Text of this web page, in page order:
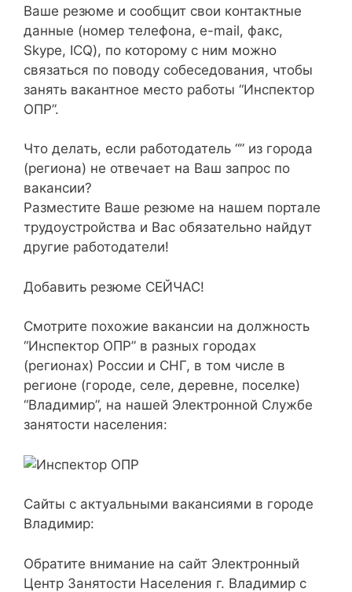
Ваше резюме и сообщит свои контактные
данные (номер телефона, e-mail, факс,
Skype, ICQ), по которому с ним можно
связаться по поводу собеседования, чтобы
занять вакантное место работы “Инспектор
ОПР”.
Что делать, если работодатель “” из города
(региона) не отвечает на Ваш запрос по
вакансии?
Разместите Ваше резюме на нашем портале
трудоустройства и Вас обязательно найдут
другие работодатели!
Добавить резюме СЕЙЧАС!
Смотрите похожие вакансии на должность
“Инспектор ОПР” в разных городах
(регионах) России и СНГ, в том числе в
регионе (городе, селе, деревне, поселке)
“Владимир”, на нашей Электронной Службе
занятости населения:
Сайты с актуальными вакансиями в городе
Владимир:
Обратите внимание на сайт Электронный
Центр Занятости Населения г. Владимир с